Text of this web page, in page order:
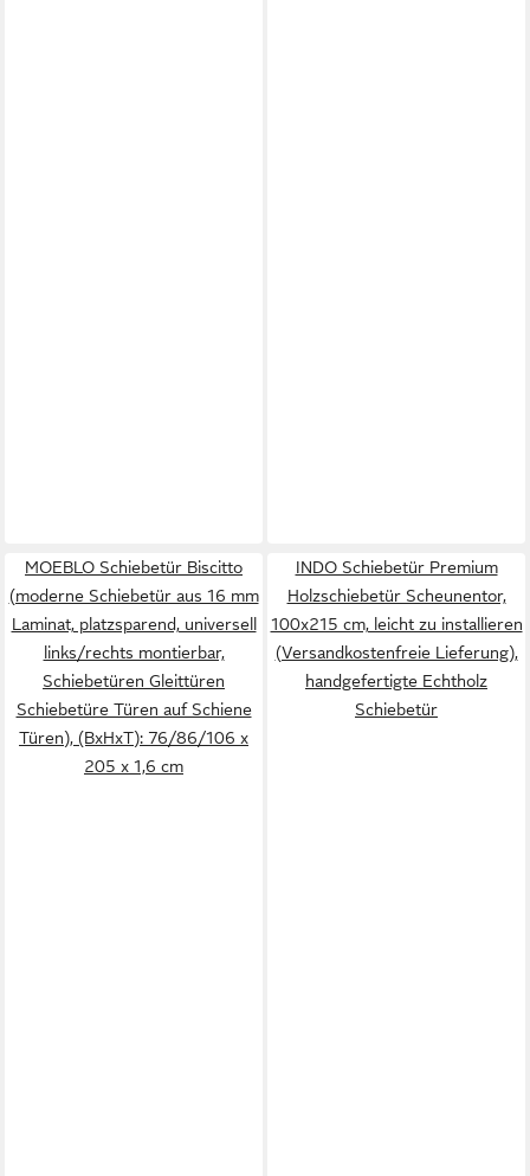
MOEBLO Schiebetür Biscitto
(moderne Schiebetür aus 16 mm
Laminat, platzsparend, universell
links/rechts montierbar,
Schiebetüren Gleittüren
Schiebetüre Türen auf Schiene
Türen), (BxHxT): 76/86/106 x
205 x 1,6 cm
INDO Schiebetür Premium
Holzschiebetür Scheunentor,
100x215 cm, leicht zu installieren
(Versandkostenfreie Lieferung),
handgefertigte Echtholz
Schiebetür